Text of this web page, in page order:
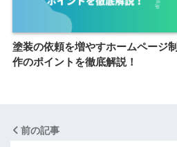
塗装の依頼を増やすホームページ制
作のポイントを徹底解説！
前の記事